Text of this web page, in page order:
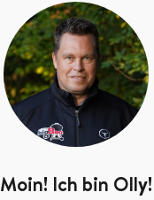
Moin! Ich bin Olly!